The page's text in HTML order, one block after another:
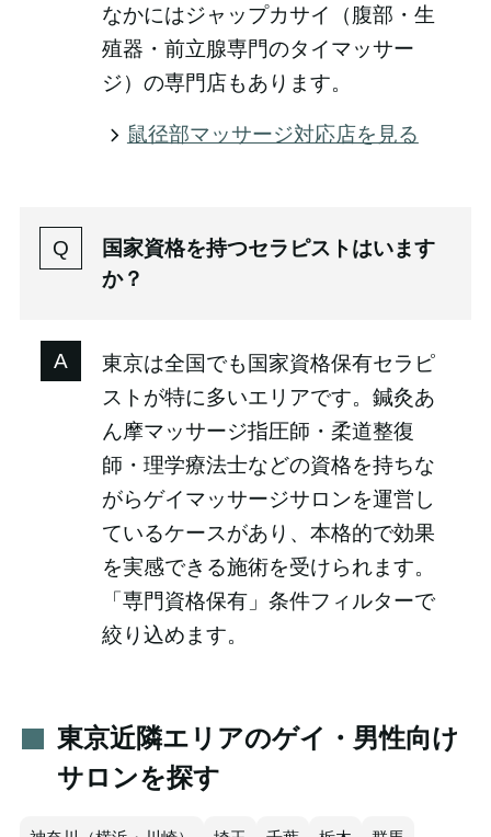
なかにはジャップカサイ（腹部・生
殖器・前立腺専門のタイマッサー
ジ）の専門店もあります。
鼠径部マッサージ対応店を見る
国家資格を持つセラピストはいます
か？
東京は全国でも国家資格保有セラピ
ストが特に多いエリアです。鍼灸あ
ん摩マッサージ指圧師・柔道整復
師・理学療法士などの資格を持ちな
がらゲイマッサージサロンを運営し
ているケースがあり、本格的で効果
を実感できる施術を受けられます。
「専門資格保有」条件フィルターで
絞り込めます。
東京近隣エリアのゲイ・男性向け
サロンを探す